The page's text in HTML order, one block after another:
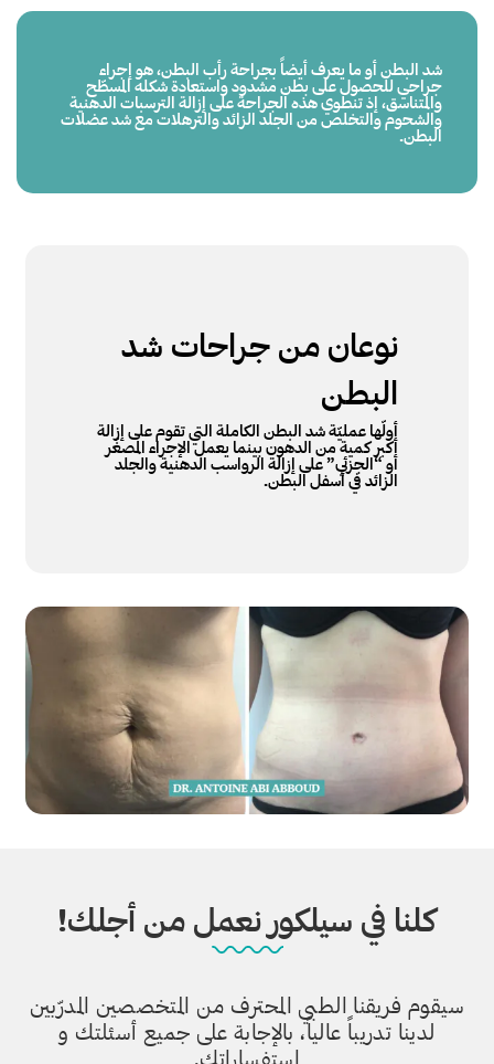
شد البطن أو ما يعرف أيضاً بجراحة رأب البطن، هو إجراء
جراحي للحصول على بطن مشدود واستعادة شكله المسطّح
والمتناسق، إذ تنطوي هذه الجراحة على إزالة الترسبات الدهنية
والشحوم والتخلص من الجلد الزائد والترهلات مع شد عضلات
البطن.
نوعان من جراحات شد
البطن
أولّها عمليّة شد البطن الكاملة التي تقوم على إزالة
أكبر كمية من الدهون بينما يعمل الإجراء المصغّر
أو “الجزئي” على إزالة الرواسب الدهنية والجلد
الزائد في أسفل البطن.
كلنا في سيلكور نعمل من أجلك!
سيقوم فريقنا الطبي المحترف من المتخصصين المدرّبين
لدينا تدريباً عالياً، بالإجابة على جميع أسئلتك و